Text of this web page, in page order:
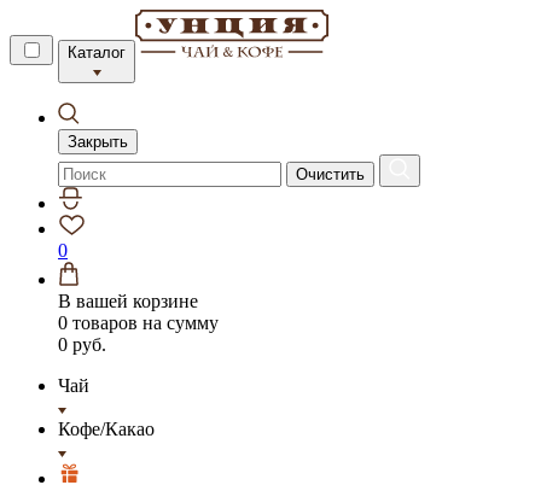
Каталог
Закрыть
Очистить
0
В вашей корзине
0 товаров на сумму
0 руб.
Чай
Кофе/Какао